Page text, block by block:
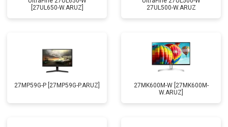
[27UL650-W.ARUZ]
27UL500-W.ARUZ
27MP59G-P [27MP59G-P.ARUZ]
27MK600M-W [27MK600M-
W.ARUZ]